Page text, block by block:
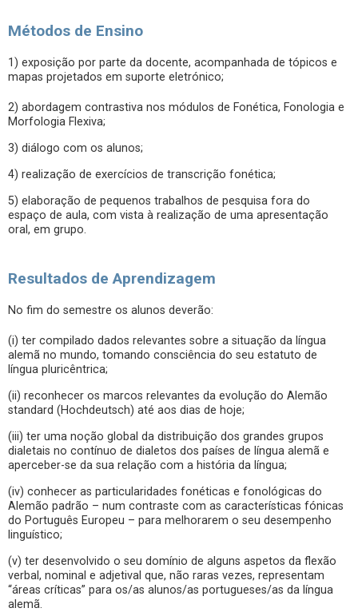
Métodos de Ensino
1) exposição por parte da docente, acompanhada de tópicos e
mapas projetados em suporte eletrónico;
2) abordagem contrastiva nos módulos de Fonética, Fonologia e
Morfologia Flexiva;
3) diálogo com os alunos;
4) realização de exercícios de transcrição fonética;
5) elaboração de pequenos trabalhos de pesquisa fora do
espaço de aula, com vista à realização de uma apresentação
oral, em grupo.
Resultados de Aprendizagem
No fim do semestre os alunos deverão:
(i) ter compilado dados relevantes sobre a situação da língua
alemã no mundo, tomando consciência do seu estatuto de
língua pluricêntrica;
(ii) reconhecer os marcos relevantes da evolução do Alemão
standard (Hochdeutsch) até aos dias de hoje;
(iii) ter uma noção global da distribuição dos grandes grupos
dialetais no contínuo de dialetos dos países de língua alemã e
aperceber-se da sua relação com a história da língua;
(iv) conhecer as particularidades fonéticas e fonológicas do
Alemão padrão – num contraste com as características fónicas
do Português Europeu – para melhorarem o seu desempenho
linguístico;
(v) ter desenvolvido o seu domínio de alguns aspetos da flexão
verbal, nominal e adjetival que, não raras vezes, representam
“áreas críticas” para os/as alunos/as portugueses/as da língua
alemã.